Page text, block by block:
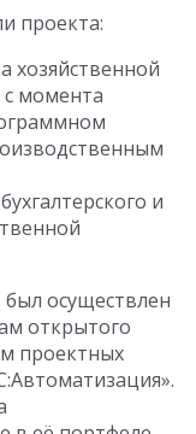
проекта:
хозяйственной
с момента
и
осуществлен
открытого
проектных